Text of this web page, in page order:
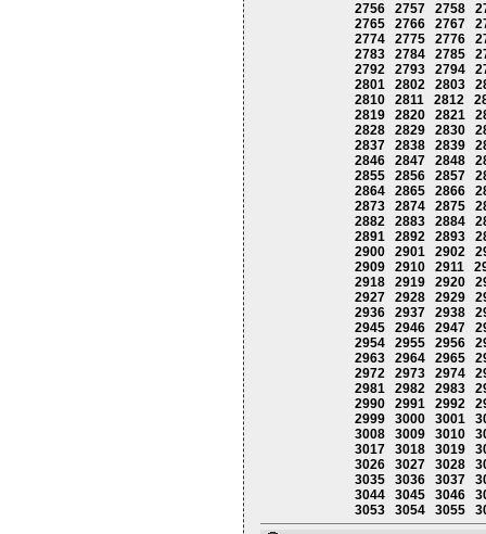
2756
2757 2758
2765
2766 2767
2774
2775 2776
2783
2784 2785
2792
2793 2794
2801
2802 2803
2810
2811 2812
2819
2820 2821
2828
2829 2830
2837
2838 2839
2846
2847 2848
2855
2856 2857
2864
2865 2866
2873
2874 2875
2882
2883 2884
2891
2892 2893
2900
2901 2902
2909
2910 2911
2918
2919 2920
2927
2928 2929
2936
2937 2938
2945
2946 2947
2954
2955 2956
2963
2964 2965
2972
2973 2974
2981
2982 2983
2990
2991 2992
2999
3000 3001
3008
3009 3010
3017
3018 3019
3026
3027 3028
3035
3036 3037
3044
3045 3046
3053
3054 3055